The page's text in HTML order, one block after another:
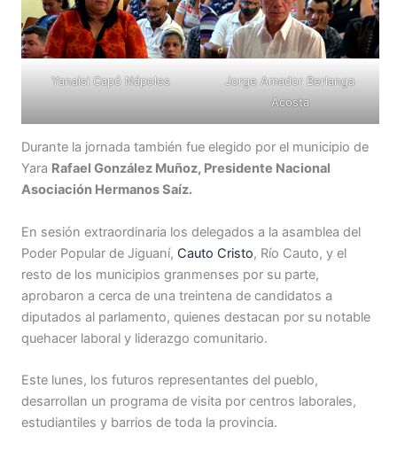
Yanaisi Capó Nápoles
Jorge Amador Berlanga
Acosta
Durante la jornada también fue elegido por el municipio de
Yara Rafael González Muñoz, Presidente Nacional
Asociación Hermanos Saíz.
En sesión extraordinaria los delegados a la asamblea del
Poder Popular de Jiguaní, Cauto Cristo, Río Cauto, y el
resto de los municipios granmenses por su parte,
aprobaron a cerca de una treintena de candidatos a
diputados al parlamento, quienes destacan por su notable
quehacer laboral y liderazgo comunitario.
Este lunes, los futuros representantes del pueblo,
desarrollan un programa de visita por centros laborales,
estudiantiles y barrios de toda la provincia.